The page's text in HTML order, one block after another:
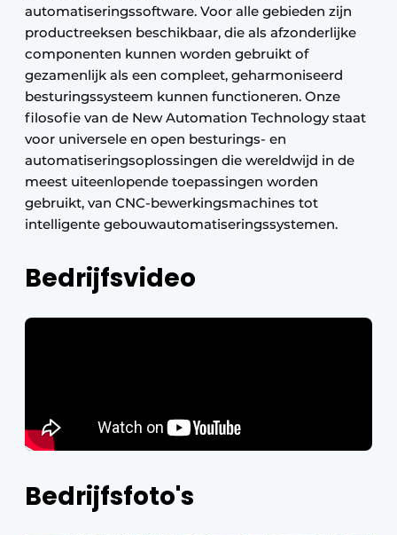
automatiseringssoftware. Voor alle gebieden zijn
productreeksen beschikbaar, die als afzonderlijke
componenten kunnen worden gebruikt of
gezamenlijk als een compleet, geharmoniseerd
besturingssysteem kunnen functioneren. Onze
filosofie van de New Automation Technology staat
voor universele en open besturings- en
automatiseringsoplossingen die wereldwijd in de
meest uiteenlopende toepassingen worden
gebruikt, van CNC-bewerkingsmachines tot
intelligente gebouwautomatiseringssystemen.
Bedrijfsvideo
Bedrijfsfoto's